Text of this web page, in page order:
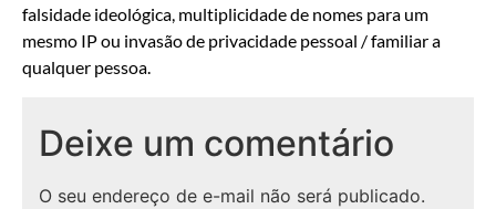
falsidade ideológica, multiplicidade de nomes para um
mesmo IP ou invasão de privacidade pessoal / familiar a
qualquer pessoa.
Deixe um comentário
O seu endereço de e-mail não será publicado.